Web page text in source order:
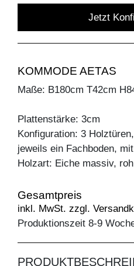
Jetzt
KOMMODE AETAS
Maße: B180cm T42cm
Plattenstärke: 3cm
Konfiguration: 3
jeweils ein Fachboden,
Holzart: Eiche massiv, roh
Gesamtpreis
inkl. MwSt. zzgl.
Produktionszeit 8-9